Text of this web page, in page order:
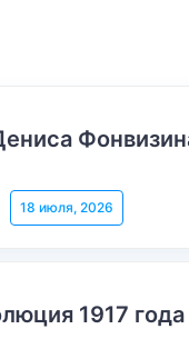
18 июля, 2026
1917 года